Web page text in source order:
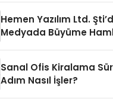
Hemen Yazılım Ltd.
Medyada Büyüme
Sanal Ofis Kiralama
Adım Nasıl İşler?